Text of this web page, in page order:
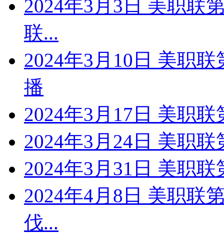
2024年3月3日 美职联
联...
2024年3月10日 美职
播
2024年3月17日 美职
2024年3月24日 美职
2024年3月31日 美职
2024年4月8日 美职联
伐...